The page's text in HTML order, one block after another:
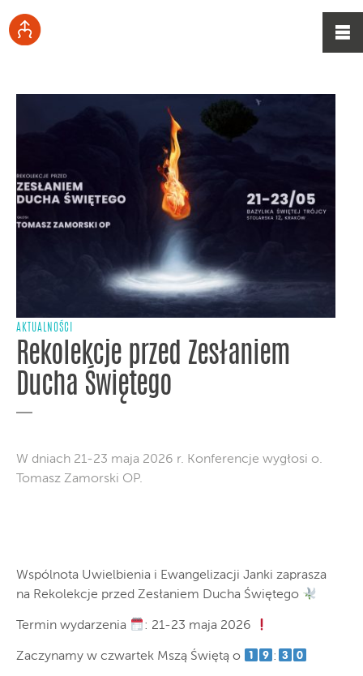
AKTUALNOŚCI
Rekolekcje przed Zesłaniem
Ducha Świętego
W dniach 21-23 maja 2026 r. Konferencje wygłosi o.
Tomasz Zamorski OP.
Wspólnota Uwielbienia i Ewangelizacji Janki zaprasza
na Rekolekcje przed Zesłaniem Ducha Świętego
Termin wydarzenia : 21-23 maja 2026
Zaczynamy w czwartek Mszą Świętą o :